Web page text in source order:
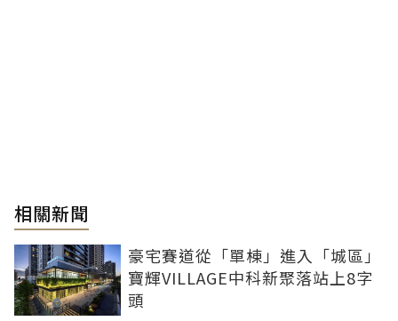
相關新聞
豪宅賽道從「單棟」進入「城區」
寶輝VILLAGE中科新聚落站上8字
頭